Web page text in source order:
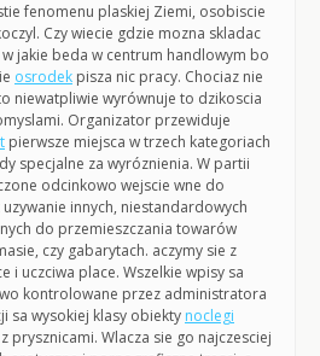
fenomenu plaskiej Ziemi, osobiscie
Czy wiecie gdzie mozna skladac
jakie beda w centrum handlowym bo
osrodek pisza nic pracy. Chociaz nie
niewatpliwie wyrównuje to dzikoscia
Organizator przewiduje
pierwsze miejsca w trzech kategoriach
specjalne za wyróznienia. W partii
odcinkowo wejscie wne do
innych, niestandardowych
do przemieszczania towarów
czy gabarytach. aczymy sie z
i uczciwa place. Wszelkie wpisy sa
kontrolowane przez administratora
sa wysokiej klasy obiekty noclegi
prysznicami. Wlacza sie go najczesciej